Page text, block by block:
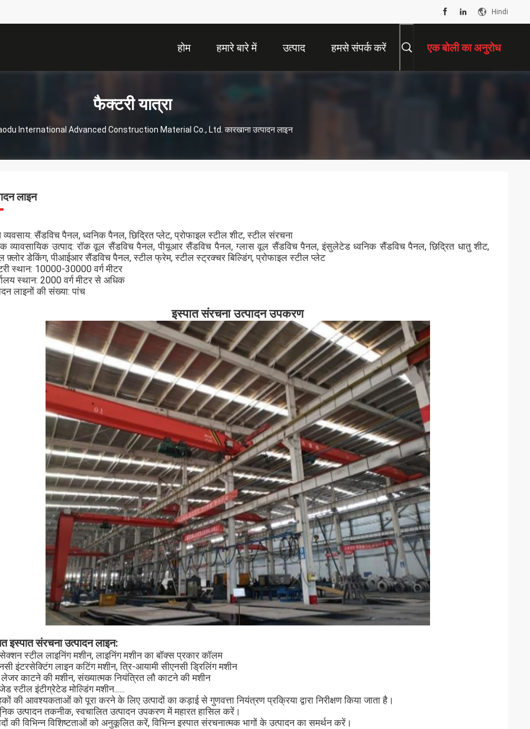
Hindi
होम हमारे बारे में उत्पाद हमसे संपर्क करें एक बोली का अनुरोध
फैक्टरी यात्रा
International Advanced Construction Material Co., Ltd. कारखाना उत्पादन लाइन
लाइन
व्यवसाय: सैंडविच पैनल, ध्वनिक पैनल, छिद्रित प्लेट, प्रोफाइल स्टील शीट, स्टील संरचना
व्यावसायिक उत्पाद: रॉक वूल सैंडविच पैनल, पीयूआर सैंडविच पैनल, ग्लास वूल सैंडविच पैनल, इंसुलेटेड ध्वनिक सैंडविच पैनल, छिद्रित धातु शीट,
फ़्लोर डेकिंग, पीआईआर सैंडविच पैनल, स्टील फ्रेम, स्टील स्ट्रक्चर बिल्डिंग, प्रोफाइल स्टील प्लेट
स्थान: 10000-30000 वर्ग मीटर
स्थान: 2000 वर्ग मीटर से अधिक
लाइनों की संख्या: पांच
इस्पात संरचना उत्पादन उपकरण
इस्पात संरचना उत्पादन लाइन:
स्टील लाइनिंग मशीन, लाइनिंग मशीन का बॉक्स प्रकार कॉलम
इंटरसेक्टिंग लाइन कटिंग मशीन, त्रि-आयामी सीएनसी ड्रिलिंग मशीन
लेजर काटने की मशीन, संख्यात्मक नियंत्रित लौ काटने की मशीन
स्टील इंटीग्रेटेड मोल्डिंग मशीन......
की आवश्यकताओं को पूरा करने के लिए उत्पादों का कड़ाई से गुणवत्ता नियंत्रण प्रक्रिया द्वारा निरीक्षण किया जाता है।
उत्पादन तकनीक, स्वचालित उत्पादन उपकरण में महारत हासिल करें।
की विभिन्न विशिष्टताओं को अनुकूलित करें, विभिन्न इस्पात संरचनात्मक भागों के उत्पादन का समर्थन करें।